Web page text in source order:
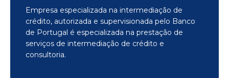
Empresa especializada na intermediação de
crédito, autorizada e supervisionada pelo Banco
de Portugal é especializada na prestação de
serviços de intermediação de crédito e
consultoria.